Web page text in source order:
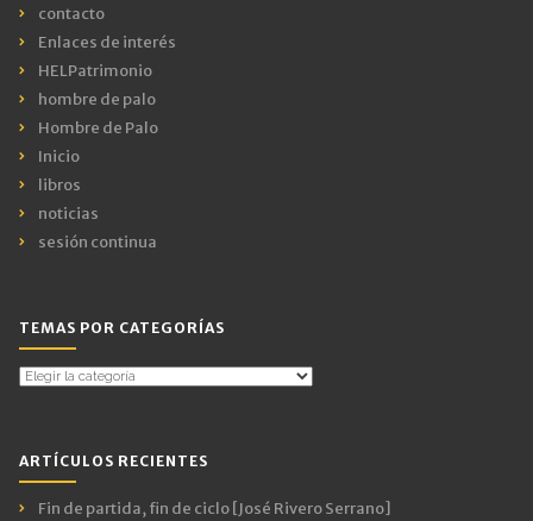
contacto
Enlaces de interés
HELPatrimonio
hombre de palo
Hombre de Palo
Inicio
libros
noticias
sesión continua
TEMAS POR CATEGORÍAS
Temas
ARTÍCULOS RECIENTES
Fin de partida, fin de ciclo [José Rivero Serrano]